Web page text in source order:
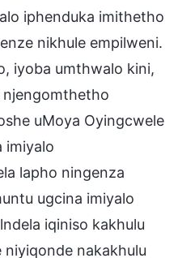
iphenduka imithetho
nikhule empilweni.
iyoba umthwalo kini,
uMoya Oyingcwele
imiyalo
lapho ningenza
ugcina imiyalo
iqiniso kakhulu
niyiqonde nakakhulu